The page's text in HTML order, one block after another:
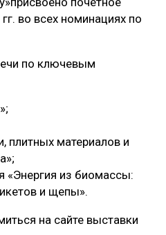
во всех номинациях по
по ключевым
плитных материалов и
из биомассы:
и щепы».
на сайте выставки